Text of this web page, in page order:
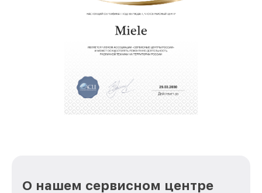
восстановительных работ;
услуги курьера для владельцев
крупногабаритной техники, которые
обеспечат доставку устройств в сервис в
полной сохранности и бесплатно.
положительные отзывы и обрели отличную
репутацию. Мы постоянно совершенствуемся и
О нашем сервисном центре